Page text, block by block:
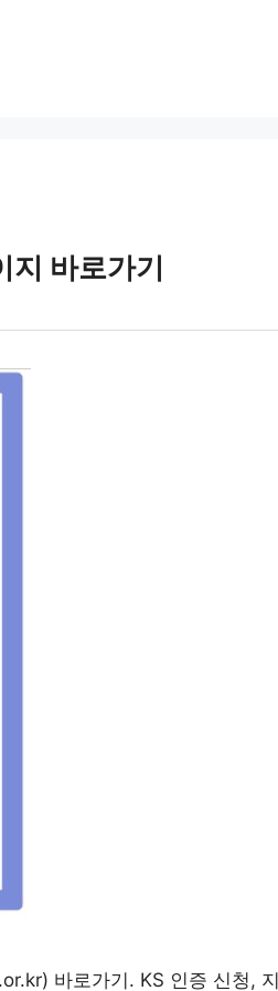
지 바로가기
바로가기. KS 인증 신청, 지